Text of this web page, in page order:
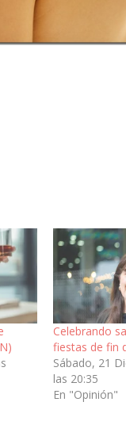
Celebrando
fiestas de fin
Sábado, 21
las 20:35
En "Opinión"